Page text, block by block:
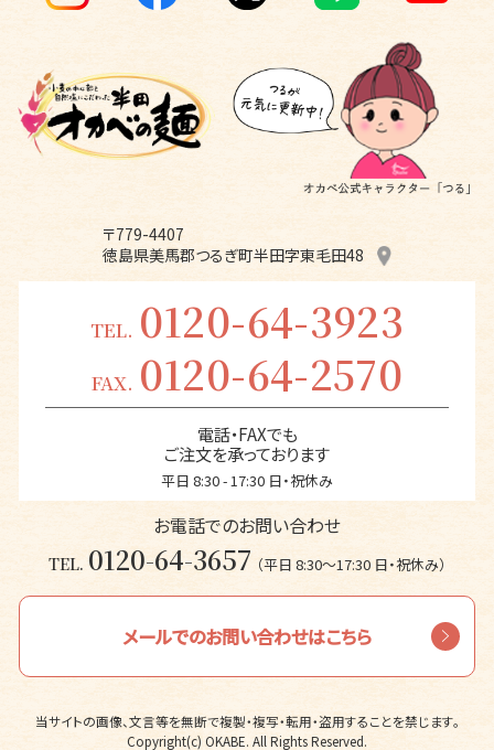
〒779-4407
徳島県美馬郡つるぎ町半田字東毛田48
TEL. 0120-64-3923
FAX. 0120-64-2570
電話・FAXでも
ご注文を承っております
平日 8:30 - 17:30 日・祝休み
お電話でのお問い合わせ
TEL. 0120-64-3657 （平日 8:30〜17:30 日・祝休み）
メールでのお問い合わせはこちら
当サイトの画像、文言等を無断で複製・複写・転用・盗用することを禁じます。
Copyright(c) OKABE. All Rights Reserved.